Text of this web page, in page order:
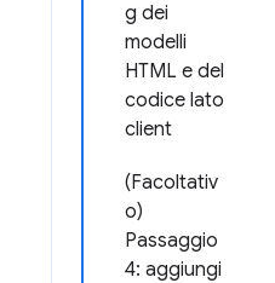
g dei
modelli
HTML e del
codice lato
client
(Facoltativ
o)
Passaggio
4: aggiungi